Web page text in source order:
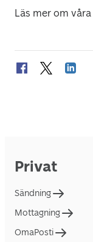
Läs mer om våra
Privat
Sändning
Mottagning
OmaPosti